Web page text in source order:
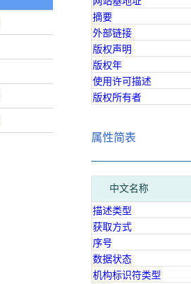
摘要
外部链接
版权声明
版权年
使用许可描述
版权所有者
属性简表
中文名称
描述类型
获取方式
序号
数据状态
机构标识符类型